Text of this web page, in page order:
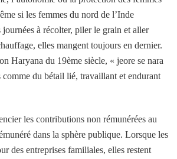
si les femmes du nord de l’Inde
à récolter, piler le grain et aller
elles mangent toujours en dernier.
Haryana du 19ème siècle, « jeore se nara
comme du bétail lié, travaillant et endurant
les contributions non rémunérées au
dans la sphère publique. Lorsque les
des entreprises familiales, elles restent